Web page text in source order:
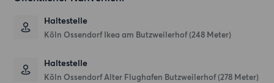
Haltestelle
Köln Ossendorf Ikea am Butzweilerhof (248 Meter)
Haltestelle
Köln Ossendorf Alter Flughafen Butzweilerhof (278 Meter)